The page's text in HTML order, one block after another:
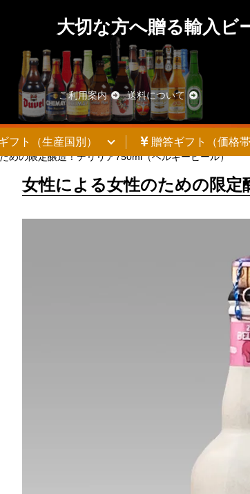
大切な方へ贈る輸入ビ
ご利用案内 送料について
フト（生産国別） 贈答ギフト（価格帯
めの限定醸造！デリリア750ml（ベルギービール）
女性による女性のための限定